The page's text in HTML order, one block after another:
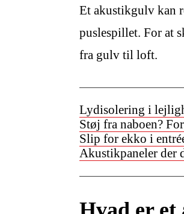
Et akustikgulv kan
puslespillet. For at
fra gulv til loft.
Lydisolering i
Støj fra naboen?
Slip for ekko i
Akustikpaneler der